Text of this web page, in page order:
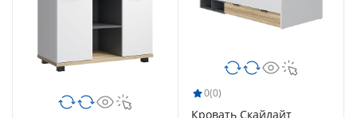
0(0)
Кровать Скайлайт